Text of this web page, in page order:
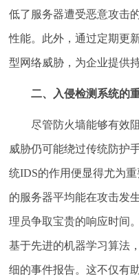
低了服务器遭受恶意攻击
性能。此外，通过定期更
型网络威胁，为企业提供
二、入侵检测系统的
尽管防火墙能够有效
威胁仍可能绕过传统防护
统IDS的作用便显得尤为
的服务器平均能在攻击发
理员争取宝贵的响应时间
基于先进的机器学习算法
细的事件报告。这不仅有